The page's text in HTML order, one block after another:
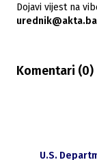
Dojavi vijest na
Komentari (0)
U.S.